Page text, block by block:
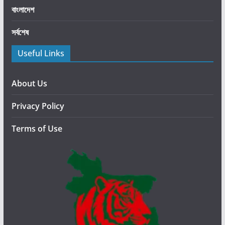
ত্যা
কা
র
ক
বাংলাদেশ
সর্বশেষ
Useful Links
About Us
Privacy Policy
Terms of Use